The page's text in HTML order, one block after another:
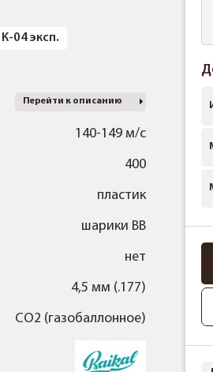
04 эксп.
Перейти к описанию
140-149 м/с
400
пластик
шарики BB
нет
4,5 мм (.177)
CO2 (газобаллонное)